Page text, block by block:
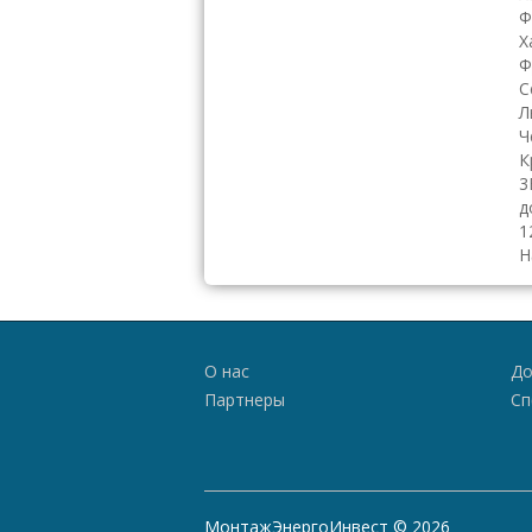
О нас
Партнеры
МонтажЭнергоИнвест © 2026